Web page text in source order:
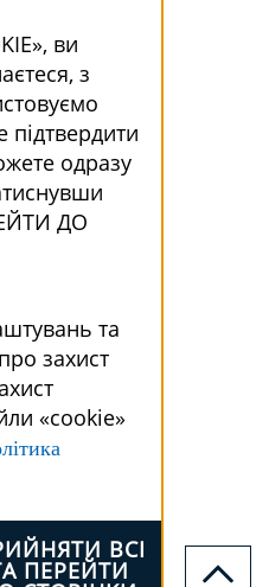
ви
з
одразу
ДО
та
захист
«cookie»
ВСІ
ПЕРЕЙТИ